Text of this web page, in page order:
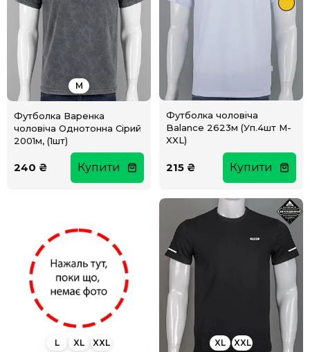
M
Футболка Варенка
чоловіча Однотонна Сірий
2001м, (1шт)
240 ₴ Купити
Футболка чоловіча
Balance 2623м (Уп.4шт M-
XXL)
215 ₴ Купити
L XL XXL XL XXL